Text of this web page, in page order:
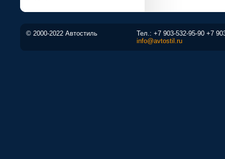
© 2000-2022 Автостиль Тел.: +7 903-532-95-90 +7
info@avtostil.ru